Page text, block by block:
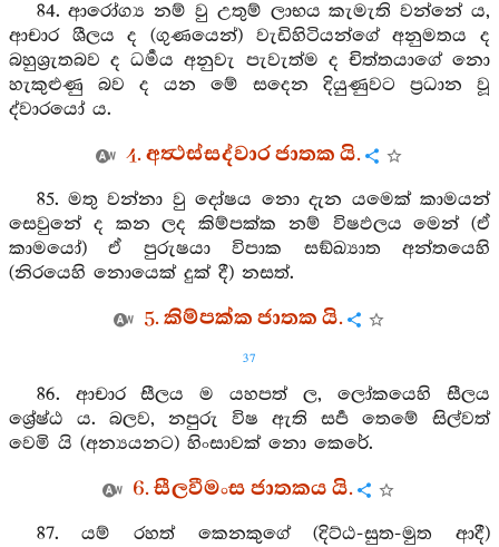
84. ආරෝග්‍ය නම් වු උතුම් ලාභය කැමැති වන්නේ ය,
ආචාර ශීලය ද (ගුණයෙන්) වැඩිහිටියන්ගේ අනුමතය ද
බහුශ්‍රැතබව ද ධර්‍මය අනුවැ පැවැත්ම ද චිත්තයාගේ නො
හැකුළුණු බව ද යන මේ සදෙන දියුණුවට ප්‍රධාන වූ
ද්වාරයෝ ය.
4. අත්‍ථස්සද්වාර ජාතක යි.
85. මතු වන්නා වු දෝෂය නො දැන යමෙක් කාමයන්
සෙවුනේ ද කන ලද කිම්පක්ක නම් විෂඵලය මෙන් (ඒ
කාමයෝ) ඒ පුරුෂයා විපාක සඞ්ඛ්‍යාත අන්තයෙහි
(නිරයෙහි නොයෙක් දුක් දී) නසත්.
5. කිම්පක්ක ජාතක යි.
37
86. ආචාර සීලය ම යහපත් ල, ලෝකයෙහි සීලය
ශ්‍රේෂ්ඨ ය. බලව, නපුරු විෂ ඇති සර්‍ප තෙමේ සිල්වත්
වෙමි යි (අන්‍යයනට) හිංසාවක් නො කෙරේ.
6. සීලවීමංස ජාතකය යි.
87. යම් රහත් කෙනකුගේ (දිට්ඨ-සුත-මුත ආදී)